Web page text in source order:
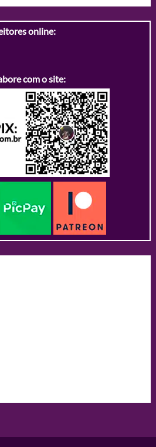
online:
com o site: